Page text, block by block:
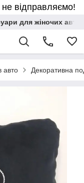
відправляємо!
для жіночих
авто Декоративна